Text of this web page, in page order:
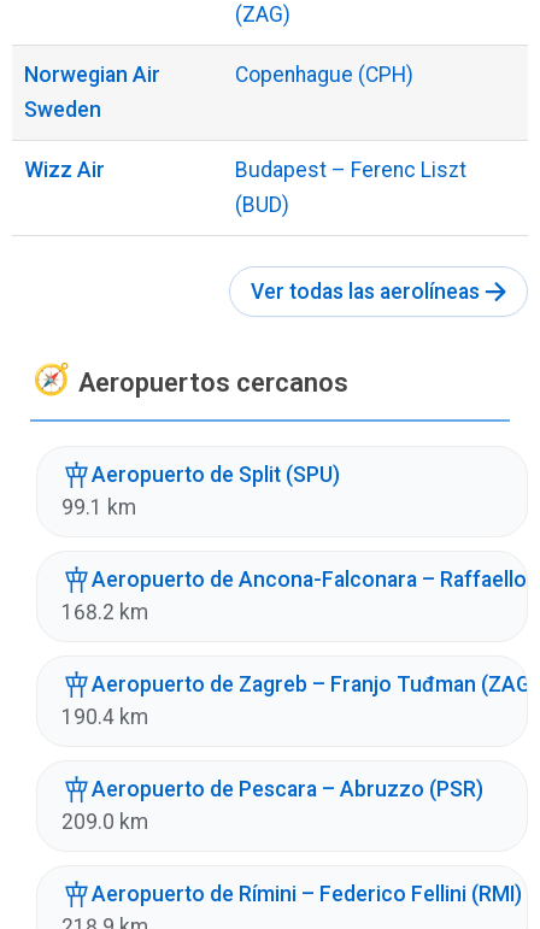
(ZAG)
Norwegian Air
Sweden
Copenhague (CPH)
Wizz Air
Budapest – Ferenc Liszt
(BUD)
Ver todas las aerolíneas
Aeropuertos cercanos
Aeropuerto de Split (SPU)
99.1 km
Aeropuerto de Ancona-Falconara – Raffaello
168.2 km
Aeropuerto de Zagreb – Franjo Tuđman (ZAG)
190.4 km
Aeropuerto de Pescara – Abruzzo (PSR)
209.0 km
Aeropuerto de Rímini – Federico Fellini (RMI)